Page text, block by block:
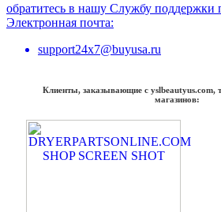
обратитесь в нашу Службу поддержки
Электронная почта:
support24x7@buyusa.ru
Клиенты, заказывающие с yslbeautyus.com,
магазинов: